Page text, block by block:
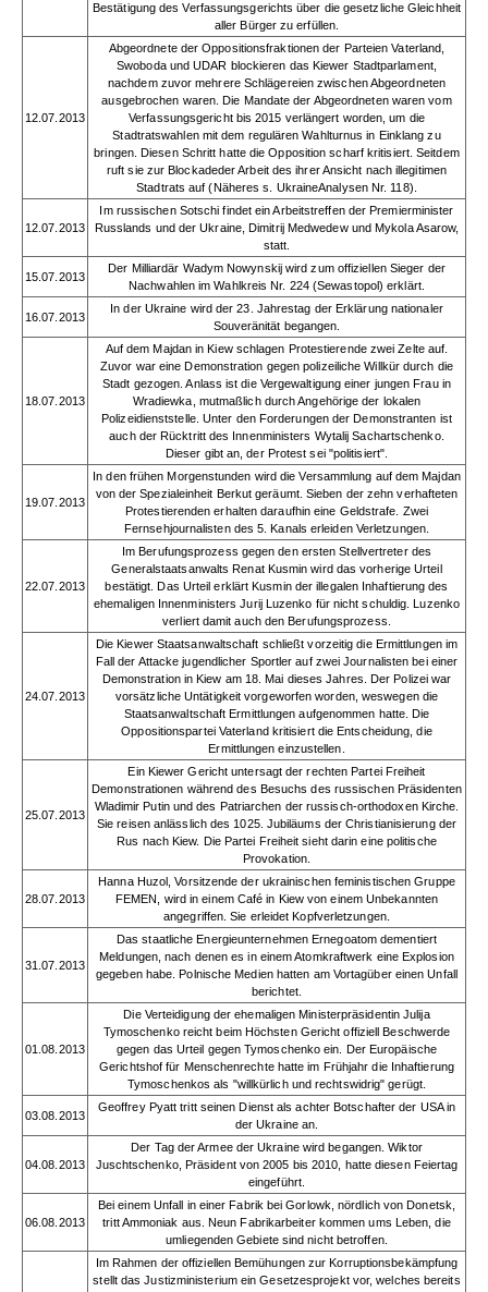
Bestätigung des Verfassungsgerichts über die gesetzliche Gleichheit
aller Bürger zu erfüllen.
12.07.2013
Abgeordnete der Oppositionsfraktionen der Parteien Vaterland,
Swoboda und UDAR blockieren das Kiewer Stadtparlament,
nachdem zuvor mehrere Schlägereien zwischen Abgeordneten
ausgebrochen waren. Die Mandate der Abgeordneten waren vom
Verfassungsgericht bis 2015 verlängert worden, um die
Stadtratswahlen mit dem regulären Wahlturnus in Einklang zu
bringen. Diesen Schritt hatte die Opposition scharf kritisiert. Seitdem
ruft sie zur Blockadeder Arbeit des ihrer Ansicht nach illegitimen
Stadtrats auf (Näheres s. UkraineAnalysen Nr. 118).
12.07.2013
Im russischen Sotschi findet ein Arbeitstreffen der Premierminister
Russlands und der Ukraine, Dimitrij Medwedew und Mykola Asarow,
statt.
15.07.2013
Der Milliardär Wadym Nowynskij wird zum offiziellen Sieger der
Nachwahlen im Wahlkreis Nr. 224 (Sewastopol) erklärt.
16.07.2013
In der Ukraine wird der 23. Jahrestag der Erklärung nationaler
Souveränität begangen.
18.07.2013
Auf dem Majdan in Kiew schlagen Protestierende zwei Zelte auf.
Zuvor war eine Demonstration gegen polizeiliche Willkür durch die
Stadt gezogen. Anlass ist die Vergewaltigung einer jungen Frau in
Wradiewka, mutmaßlich durch Angehörige der lokalen
Polizeidienststelle. Unter den Forderungen der Demonstranten ist
auch der Rücktritt des Innenministers Wytalij Sachartschenko.
Dieser gibt an, der Protest sei "politisiert".
19.07.2013
In den frühen Morgenstunden wird die Versammlung auf dem Majdan
von der Spezialeinheit Berkut geräumt. Sieben der zehn verhafteten
Protestierenden erhalten daraufhin eine Geldstrafe. Zwei
Fernsehjournalisten des 5. Kanals erleiden Verletzungen.
22.07.2013
Im Berufungsprozess gegen den ersten Stellvertreter des
Generalstaatsanwalts Renat Kusmin wird das vorherige Urteil
bestätigt. Das Urteil erklärt Kusmin der illegalen Inhaftierung des
ehemaligen Innenministers Jurij Luzenko für nicht schuldig. Luzenko
verliert damit auch den Berufungsprozess.
24.07.2013
Die Kiewer Staatsanwaltschaft schließt vorzeitig die Ermittlungen im
Fall der Attacke jugendlicher Sportler auf zwei Journalisten bei einer
Demonstration in Kiew am 18. Mai dieses Jahres. Der Polizei war
vorsätzliche Untätigkeit vorgeworfen worden, weswegen die
Staatsanwaltschaft Ermittlungen aufgenommen hatte. Die
Oppositionspartei Vaterland kritisiert die Entscheidung, die
Ermittlungen einzustellen.
25.07.2013
Ein Kiewer Gericht untersagt der rechten Partei Freiheit
Demonstrationen während des Besuchs des russischen Präsidenten
Wladimir Putin und des Patriarchen der russisch-orthodoxen Kirche.
Sie reisen anlässlich des 1025. Jubiläums der Christianisierung der
Rus nach Kiew. Die Partei Freiheit sieht darin eine politische
Provokation.
28.07.2013
Hanna Huzol, Vorsitzende der ukrainischen feministischen Gruppe
FEMEN, wird in einem Café in Kiew von einem Unbekannten
angegriffen. Sie erleidet Kopfverletzungen.
31.07.2013
Das staatliche Energieunternehmen Ernegoatom dementiert
Meldungen, nach denen es in einem Atomkraftwerk eine Explosion
gegeben habe. Polnische Medien hatten am Vortagüber einen Unfall
berichtet.
01.08.2013
Die Verteidigung der ehemaligen Ministerpräsidentin Julija
Tymoschenko reicht beim Höchsten Gericht offiziell Beschwerde
gegen das Urteil gegen Tymoschenko ein. Der Europäische
Gerichtshof für Menschenrechte hatte im Frühjahr die Inhaftierung
Tymoschenkos als "willkürlich und rechtswidrig" gerügt.
03.08.2013
Geoffrey Pyatt tritt seinen Dienst als achter Botschafter der USA in
der Ukraine an.
04.08.2013
Der Tag der Armee der Ukraine wird begangen. Wiktor
Juschtschenko, Präsident von 2005 bis 2010, hatte diesen Feiertag
eingeführt.
06.08.2013
Bei einem Unfall in einer Fabrik bei Gorlowk, nördlich von Donetsk,
tritt Ammoniak aus. Neun Fabrikarbeiter kommen ums Leben, die
umliegenden Gebiete sind nicht betroffen.
Im Rahmen der offiziellen Bemühungen zur Korruptionsbekämpfung
stellt das Justizministerium ein Gesetzesprojekt vor, welches bereits